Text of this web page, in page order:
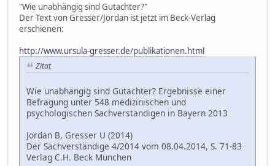
"Wie unabhängig sind Gutachter?"
Der Text von Gresser/Jordan ist jetzt im Beck-Verlag
erschienen:
http://www.ursula-gresser.de/publikationen.html
Zitat
Wie unabhängig sind Gutachter? Ergebnisse einer
Befragung unter 548 medizinischen und
psychologischen Sachverständigen in Bayern 2013
Jordan B, Gresser U (2014)
Der Sachverständige 4/2014 vom 08.04.2014, S. 71-83
Verlag C.H. Beck München